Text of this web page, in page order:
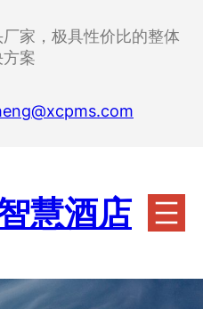
家，极具性价比的整体
案
慧酒店